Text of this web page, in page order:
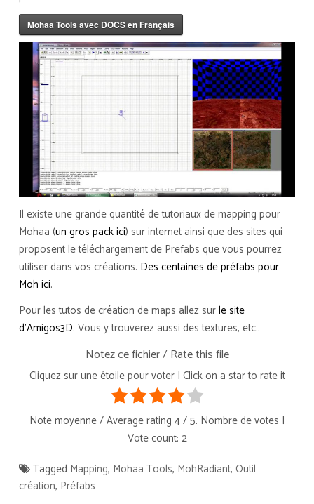
Mohaa Tools avec DOCS en Français
Il existe une grande quantité de tutoriaux de mapping pour
Mohaa (un gros pack ici) sur internet ainsi que des sites qui
proposent le téléchargement de Prefabs que vous pourrez
utiliser dans vos créations. Des centaines de préfabs pour
Moh ici.
Pour les tutos de création de maps allez surle site
d’Amigos3D. Vous y trouverez aussi des textures, etc..
Notez ce fichier / Rate this file
Cliquez sur une étoile pour voter | Click on a star to rate it
Note moyenne / Average rating 4/ 5. Nombre de votes |
Vote count: 2
Tagged Mapping, Mohaa Tools, MohRadiant,Outil
création, Préfabs